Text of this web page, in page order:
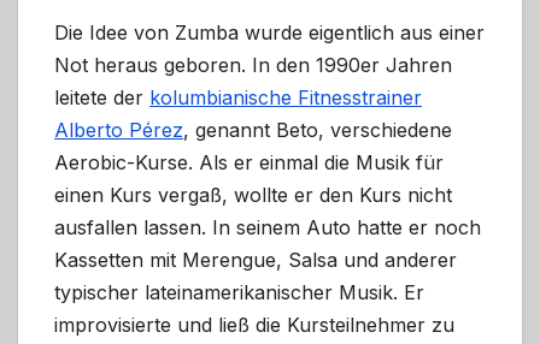
Die Idee von Zumba wurde eigentlich aus einer
Not heraus geboren. In den 1990er Jahren
leitete der kolumbianische Fitnesstrainer
Alberto Pérez, genannt Beto, verschiedene
Aerobic-Kurse. Als er einmal die Musik für
einen Kurs vergaß, wollte er den Kurs nicht
ausfallen lassen. In seinem Auto hatte er noch
Kassetten mit Merengue, Salsa und anderer
typischer lateinamerikanischer Musik. Er
improvisierte und ließ die Kursteilnehmer zu